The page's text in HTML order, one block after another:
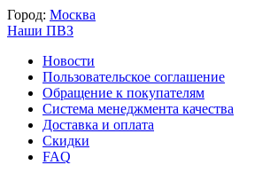
Город: Москва
Наши ПВЗ
Новости
Пользовательское соглашение
Обращение к покупателям
Система менеджмента качества
Доставка и оплата
Скидки
FAQ